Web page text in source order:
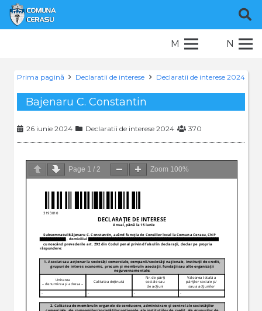
M N
Prima pagină Declaratii de interese Declaratii de interese 2024
Bajenaru C. Constantin
26 iunie 2024 Declaratii de interese 2024 370
Page 1 / 2 Zoom 100%